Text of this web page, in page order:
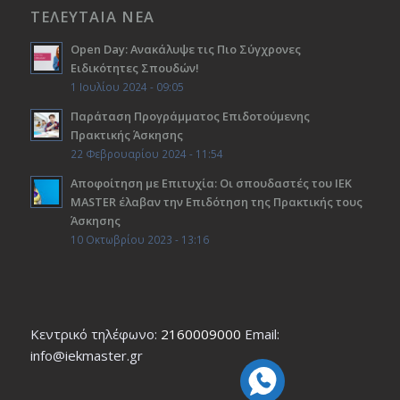
ΤΕΛΕΥΤΑΙΑ ΝΕΑ
Open Day: Ανακάλυψε τις Πιο Σύγχρονες
Ειδικότητες Σπουδών!
1 Ιουλίου 2024 - 09:05
Παράταση Προγράμματος Επιδοτούμενης
Πρακτικής Άσκησης
22 Φεβρουαρίου 2024 - 11:54
Αποφοίτηση με Επιτυχία: Οι σπουδαστές του ΙΕΚ
ΜΑSTER έλαβαν την Επιδότηση της Πρακτικής τους
Άσκησης
10 Οκτωβρίου 2023 - 13:16
Κεντρικό τηλέφωνο: 2160009000 Εmail:
info@iekmaster.gr